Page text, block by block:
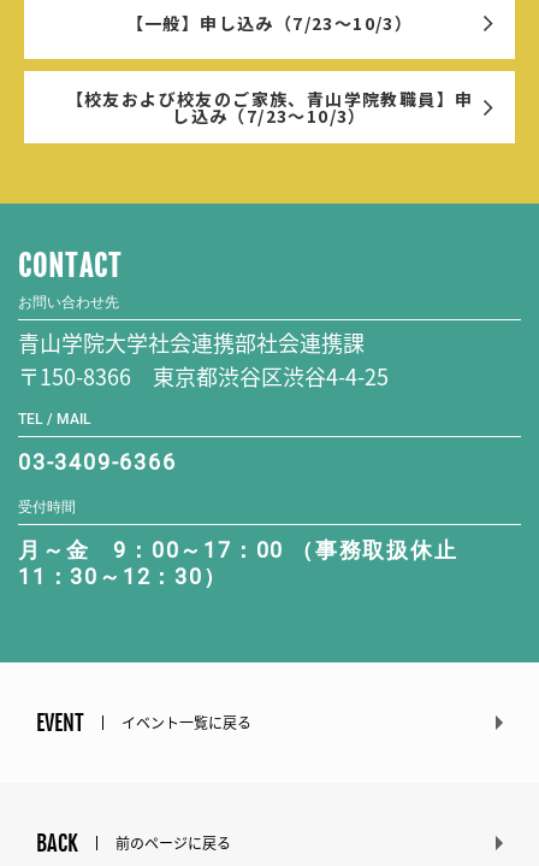
【一般】申し込み（7/23～10/3）
【校友および校友のご家族、青山学院教職員】申
し込み（7/23～10/3）
CONTACT
お問い合わせ先
青山学院大学社会連携部社会連携課
〒150-8366 東京都渋谷区渋谷4-4-25
TEL / MAIL
03-3409-6366
受付時間
月～金 9：00～17：00 （事務取扱休止
11：30～12：30）
EVENT イベント一覧に戻る
BACK 前のページに戻る